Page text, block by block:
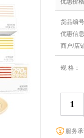
优惠价
货品编
优惠信
商户/店
规 格：
服务